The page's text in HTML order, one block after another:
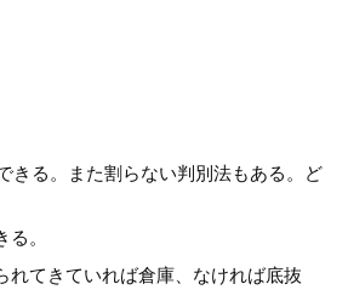
きる。また割らない判別法もある。ど
。
れてきていれば倉庫、なければ底抜